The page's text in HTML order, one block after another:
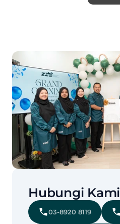
Hubungi Kami
03-8920 8119